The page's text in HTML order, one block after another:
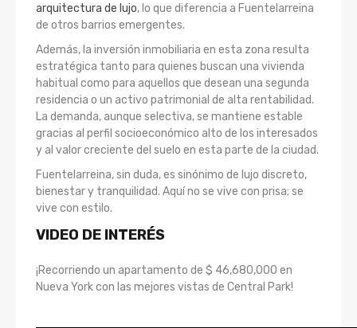
arquitectura de lujo, lo que diferencia a Fuentelarreina
de otros barrios emergentes.
Además, la inversión inmobiliaria en esta zona resulta
estratégica tanto para quienes buscan una vivienda
habitual como para aquellos que desean una segunda
residencia o un activo patrimonial de alta rentabilidad.
La demanda, aunque selectiva, se mantiene estable
gracias al perfil socioeconómico alto de los interesados
y al valor creciente del suelo en esta parte de la ciudad.
Fuentelarreina, sin duda, es sinónimo de lujo discreto,
bienestar y tranquilidad. Aquí no se vive con prisa; se
vive con estilo.
VIDEO DE INTERÉS
¡Recorriendo un apartamento de $ 46,680,000 en
Nueva York con las mejores vistas de Central Park!